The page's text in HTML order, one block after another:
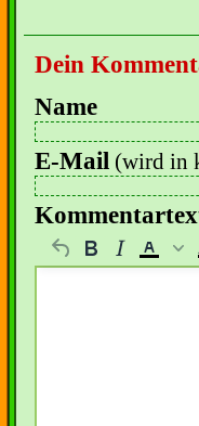
Dein
Name
E-Mail (wird in